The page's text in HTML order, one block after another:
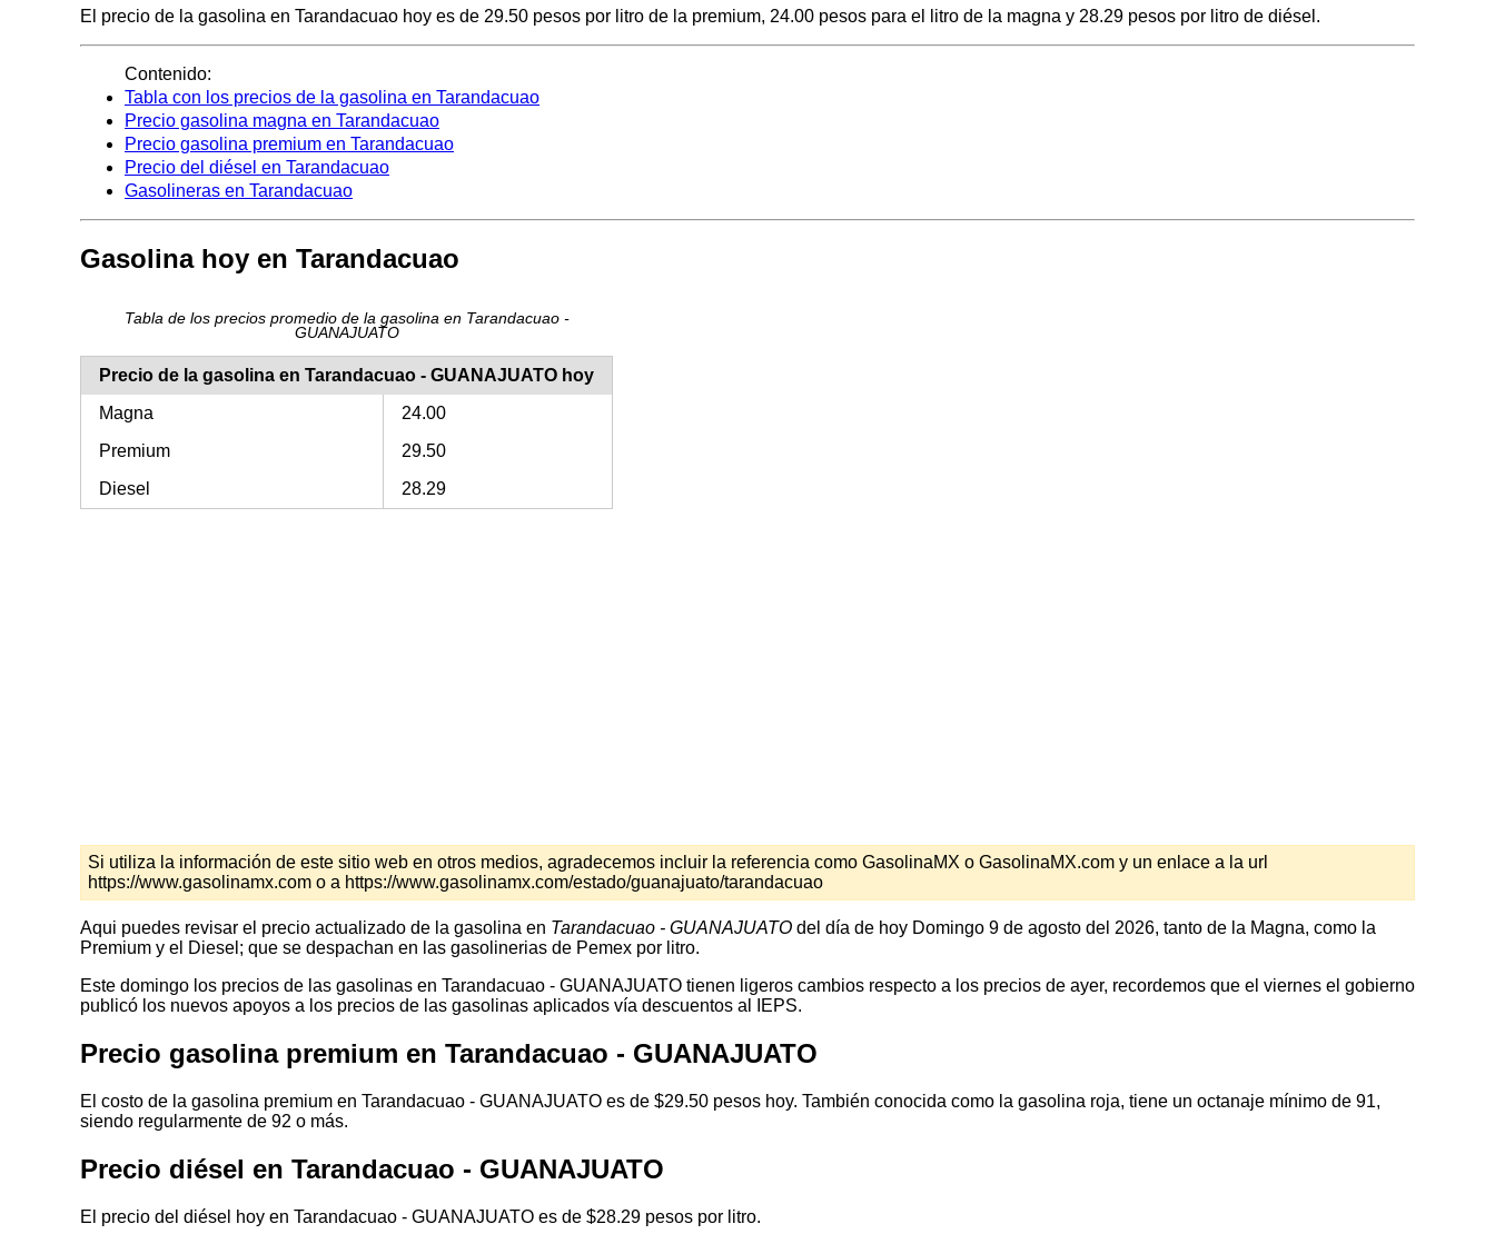
El precio de la gasolina en Tarandacuao hoy es de 29.50 pesos por litro de la premium, 24.00 pesos para el litro de la magna y 28.29 pesos por litro de diésel.
Contenido:
Tabla con los precios de la gasolina en Tarandacuao
Precio gasolina magna en Tarandacuao
Precio gasolina premium en Tarandacuao
Precio del diésel en Tarandacuao
Gasolineras en Tarandacuao
Gasolina hoy en Tarandacuao
Tabla de los precios promedio de la gasolina en Tarandacuao -
GUANAJUATO
Precio de la gasolina en Tarandacuao - GUANAJUATO hoy
Magna
24.00
Premium
29.50
Diesel
28.29
Si utiliza la información de este sitio web en otros medios, agradecemos incluir la referencia como GasolinaMX o GasolinaMX.com y un enlace a la url
https://www.gasolinamx.com o a https://www.gasolinamx.com/estado/guanajuato/tarandacuao
Aqui puedes revisar el precio actualizado de la gasolina en Tarandacuao - GUANAJUATO del día de hoy Domingo 9 de agosto del 2026, tanto de la Magna, como la
Premium y el Diesel; que se despachan en las gasolinerias de Pemex por litro.
Este domingo los precios de las gasolinas en Tarandacuao - GUANAJUATO tienen ligeros cambios respecto a los precios de ayer, recordemos que el viernes el gobierno
publicó los nuevos apoyos a los precios de las gasolinas aplicados vía descuentos al IEPS.
Precio gasolina premium en Tarandacuao - GUANAJUATO
El costo de la gasolina premium en Tarandacuao - GUANAJUATO es de $29.50 pesos hoy. También conocida como la gasolina roja, tiene un octanaje mínimo de 91,
siendo regularmente de 92 o más.
Precio diésel en Tarandacuao - GUANAJUATO
El precio del diésel hoy en Tarandacuao - GUANAJUATO es de $28.29 pesos por litro.